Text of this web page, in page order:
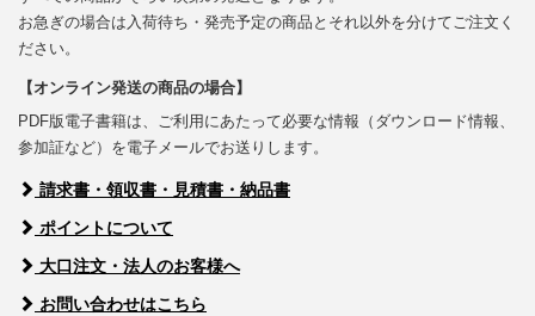
お急ぎの場合は入荷待ち・発売予定の商品とそれ以外を分けてご注文く
ださい。
【オンライン発送の商品の場合】
PDF版電子書籍は、ご利用にあたって必要な情報（ダウンロード情報、
参加証など）を電子メールでお送りします。
請求書・領収書・見積書・納品書
ポイントについて
大口注文・法人のお客様へ
お問い合わせはこちら